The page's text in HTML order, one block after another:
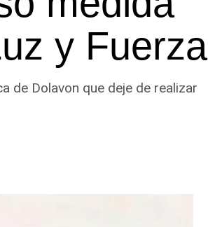
y Fuerza
de Dolavon que deje de realizar